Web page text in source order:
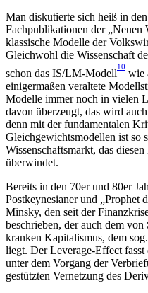
Man diskutierte sich heiß in
Fachpublikationen der „Neuen
klassische Modelle der
Gleichwohl die Wissenschaft
schon das IS/LM-Modell
10
wie
einigermaßen veraltete
Modelle immer noch in vielen
davon überzeugt, das wird
denn mit der fundamentalen
Gleichgewichtsmodellen ist so
Wissenschaftsmarkt, das
überwindet.
Bereits in den 70er und 80er
Postkeynesianer und „Prophet
Minsky, den seit der
beschrieben, der auch dem
kranken Kapitalismus, dem
liegt. Der Leverage-Effect fasst
unter dem Vorgang der
gestützten Vernetzung des